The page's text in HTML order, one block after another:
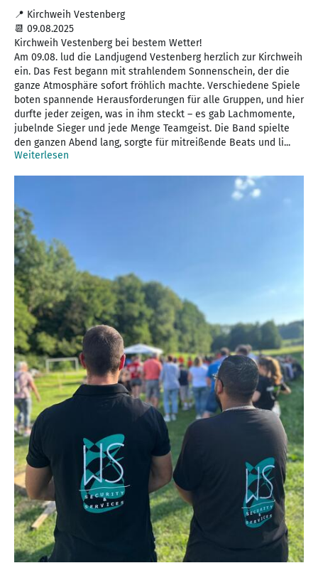
📍 Kirchweih Vestenberg
📆 09.08.2025
Kirchweih Vestenberg bei bestem Wetter!
Am 09.08. lud die Landjugend Vestenberg herzlich zur Kirchweih
ein. Das Fest begann mit strahlendem Sonnenschein, der die
ganze Atmosphäre sofort fröhlich machte. Verschiedene Spiele
boten spannende Herausforderungen für alle Gruppen, und hier
durfte jeder zeigen, was in ihm steckt – es gab Lachmomente,
jubelnde Sieger und jede Menge Teamgeist. Die Band spielte
den ganzen Abend lang, sorgte für mitreißende Beats und li...
Weiterlesen